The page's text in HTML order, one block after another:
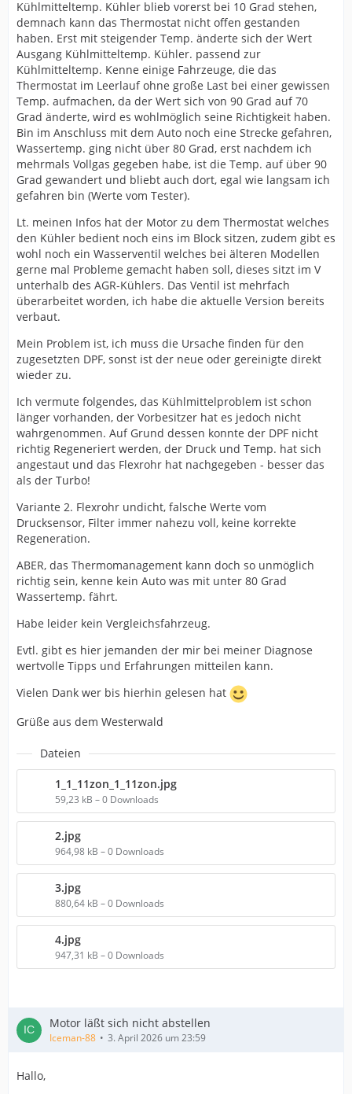
Kühlmitteltemp. Kühler blieb vorerst bei 10 Grad stehen,
demnach kann das Thermostat nicht offen gestanden
haben. Erst mit steigender Temp. änderte sich der Wert
Ausgang Kühlmitteltemp. Kühler. passend zur
Kühlmitteltemp. Kenne einige Fahrzeuge, die das
Thermostat im Leerlauf ohne große Last bei einer gewissen
Temp. aufmachen, da der Wert sich von 90 Grad auf 70
Grad änderte, wird es wohlmöglich seine Richtigkeit haben.
Bin im Anschluss mit dem Auto noch eine Strecke gefahren,
Wassertemp. ging nicht über 80 Grad, erst nachdem ich
mehrmals Vollgas gegeben habe, ist die Temp. auf über 90
Grad gewandert und bliebt auch dort, egal wie langsam ich
gefahren bin (Werte vom Tester).
Lt. meinen Infos hat der Motor zu dem Thermostat welches
den Kühler bedient noch eins im Block sitzen, zudem gibt es
wohl noch ein Wasserventil welches bei älteren Modellen
gerne mal Probleme gemacht haben soll, dieses sitzt im V
unterhalb des AGR-Kühlers. Das Ventil ist mehrfach
überarbeitet worden, ich habe die aktuelle Version bereits
verbaut.
Mein Problem ist, ich muss die Ursache finden für den
zugesetzten DPF, sonst ist der neue oder gereinigte direkt
wieder zu.
Ich vermute folgendes, das Kühlmittelproblem ist schon
länger vorhanden, der Vorbesitzer hat es jedoch nicht
wahrgenommen. Auf Grund dessen konnte der DPF nicht
richtig Regeneriert werden, der Druck und Temp. hat sich
angestaut und das Flexrohr hat nachgegeben - besser das
als der Turbo!
Variante 2. Flexrohr undicht, falsche Werte vom
Drucksensor, Filter immer nahezu voll, keine korrekte
Regeneration.
ABER, das Thermomanagement kann doch so unmöglich
richtig sein, kenne kein Auto was mit unter 80 Grad
Wassertemp. fährt.
Habe leider kein Vergleichsfahrzeug.
Evtl. gibt es hier jemanden der mir bei meiner Diagnose
wertvolle Tipps und Erfahrungen mitteilen kann.
Vielen Dank wer bis hierhin gelesen hat
Grüße aus dem Westerwald
Dateien
1_1_11zon_1_11zon.jpg
59,23 kB – 0 Downloads
2.jpg
964,98 kB – 0 Downloads
3.jpg
880,64 kB – 0 Downloads
4.jpg
947,31 kB – 0 Downloads
Motor läßt sich nicht abstellen
Iceman-88 3. April 2026 um 23:59
Hallo,